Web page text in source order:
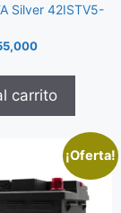
Silver 42ISTV5-
carrito
¡Oferta!